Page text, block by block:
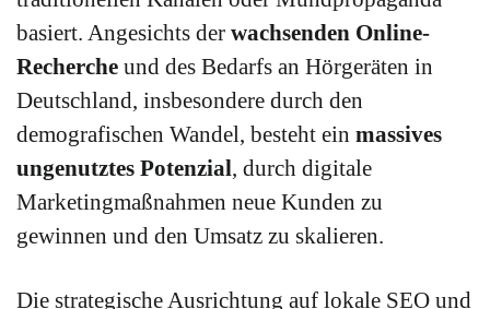
basiert. Angesichts der wachsenden Online-
Recherche und des Bedarfs an Hörgeräten in
Deutschland, insbesondere durch den
demografischen Wandel, besteht ein massives
ungenutztes Potenzial, durch digitale
Marketingmaßnahmen neue Kunden zu
gewinnen und den Umsatz zu skalieren.
Die strategische Ausrichtung auf lokale SEO und